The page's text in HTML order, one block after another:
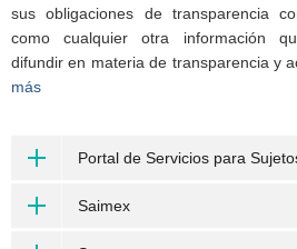
sus obligaciones de transparencia
como cualquier otra información
difundir en materia de transparencia y
más
Portal de Servicios para
Saimex